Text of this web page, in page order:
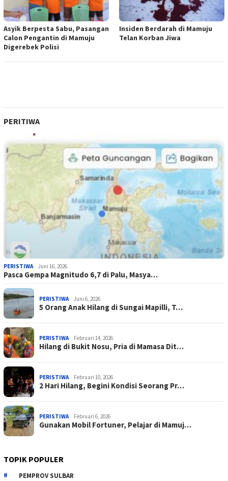
Asyik Berpesta Sabu, Pasangan
Calon Pengantin di Mamuju
Digerebek Polisi
Insiden Berdarah di Mamuju
Telan Korban Jiwa
PERITIWA
PERISTIWA Juni 16, 2026
Pasca Gempa Magnitudo 6,7 di Palu, Masya…
PERISTIWA Juni 6, 2026
5 Orang Anak Hilang di Sungai Mapilli, T…
PERISTIWA Februari 14, 2026
Hilang di Bukit Nosu, Pria di Mamasa Dit…
PERISTIWA Februari 10, 2026
2 Hari Hilang, Begini Kondisi Seorang Pr…
PERISTIWA Februari 6, 2026
Gunakan Mobil Fortuner, Pelajar di Mamuj…
TOPIK POPULER
PEMPROV SULBAR